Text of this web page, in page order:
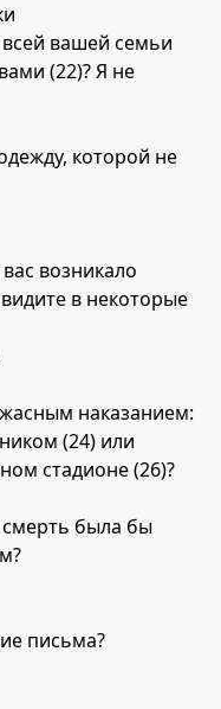
вашей семьи
(22)? Я не
которой не
возникало
в некоторые
наказанием:
(24) или
стадионе (26)?
смерть была бы
письма?